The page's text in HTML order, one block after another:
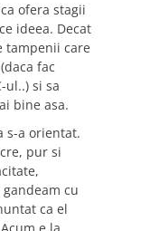
ofera stagii
ideea. Decat
tampenii care
fac
ul..) si sa
bine asa.
s-a orientat.
pur si
cu
ca el